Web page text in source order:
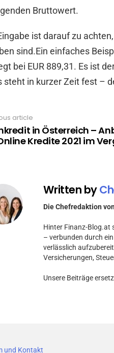
Bruttowert.
ist darauf zu
sind.Ein einfaches
bei EUR 889,31. Es ist
steht in kurzer Zeit fest –
article
in Österreich –
Kredite 2021 im
Written by
Die Chefredaktion
Hinter Finanz-Blog.at
– verbunden durch
verlässlich
Versicherungen,
Unsere Beiträge
und Kontakt